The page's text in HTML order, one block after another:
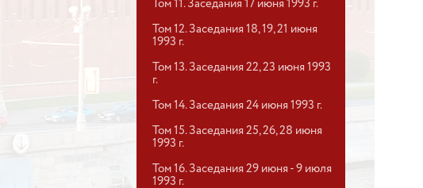
Том 11. Заседания 17 июня 1993 г.
Том 12. Заседания 18, 19, 21 июня
1993 г.
Том 13. Заседания 22, 23 июня 1993
г.
Том 14. Заседания 24 июня 1993 г.
Том 15. Заседания 25, 26, 28 июня
1993 г.
Том 16. Заседания 29 июня - 9 июля
1993 г.